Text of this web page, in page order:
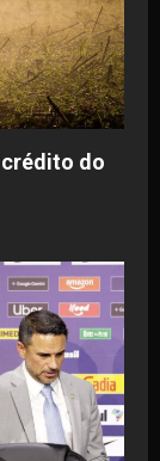
do